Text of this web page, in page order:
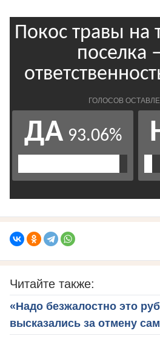
Читайте также:
«Надо безжалостно это
высказались за отмену